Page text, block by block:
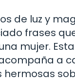
de luz y
frases
mujer.
a